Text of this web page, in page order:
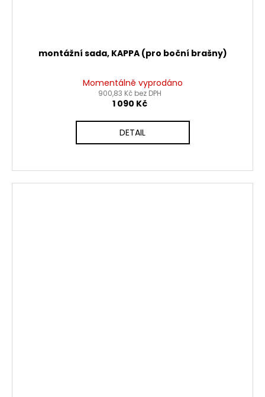
montážní sada, KAPPA (pro boční brašny)
Momentálně vyprodáno
900,83 Kč bez DPH
1 090 Kč
DETAIL